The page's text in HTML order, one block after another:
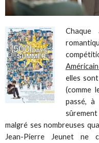
Chaque
elles
(comme
passé, à
malgré ses nombreuses
Jean-Pierre Jeunet ne